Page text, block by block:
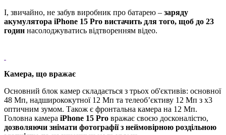
І, звичайно, не забув виробник про батарею ‒ заряду
акумулятора iPhone 15 Pro вистачить для того, щоб до 23
годин насолоджуватись відтворенням відео.
Камера, що вражає
Основний блок камер складається з трьох об'єктивів: основної
48 Мп, надширококутної 12 Мп та телеобʼєктиву 12 Мп з х3
оптичним зумом. Також є фронтальна камера на 12 Мп.
Головна камера iPhone 15 Pro вражає своєю досконалістю,
дозволяючи знімати фотографії з неймовірною роздільною